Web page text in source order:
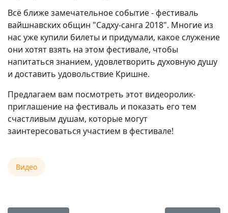
Всё ближе замечательное событие - фестиваль
вайшнавских общин "Садху-санга 2018". Многие из
нас уже купили билеты и придумали, какое служение
они хотят взять на этом фестивале, чтобы
напитаться знанием, удовлетворить духовную душу
и доставить удовольствие Кришне.
Предлагаем вам посмотреть этот видеоролик-
приглашение на фестиваль и показать его тем
счастливым душам, которые могут
заинтересоваться участием в фестивале!
Видео